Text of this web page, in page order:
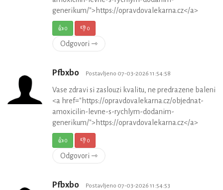
generikum/">https://opravdovalekarna.cz</a>
👍0 👎0
Odgovori ⇾
Pfbxbo Postavljeno 07-03-2026 11:54:58
Vase zdravi si zaslouzi kvalitu, ne predrazene baleni
<a href="https://opravdovalekarna.cz/objednat-
amoxicilin-levne-s-rychlym-dodanim-
generikum/">https://opravdovalekarna.cz</a>
👍0 👎0
Odgovori ⇾
Pfbxbo Postavljeno 07-03-2026 11:54:53